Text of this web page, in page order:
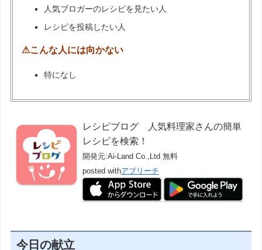
人気ブロガーのレシピを見たい人
レシピを投稿したい人
⚠こんな人には向かない
特になし
レシピブログ 人気料理家さんの簡単
レシピを検索！
開発元:Ai-Land Co.,Ltd 無料
posted withアプリーチ
今日の献立